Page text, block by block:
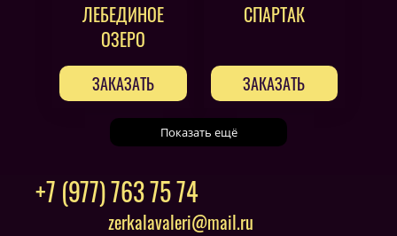
ЛЕБЕДИНОЕ
ОЗЕРО
ЗАКАЗАТЬ
СПАРТАК
ЗАКАЗАТЬ
Показать ещё
+7 (977) 763 75 74
zerkalavaleri@mail.ru